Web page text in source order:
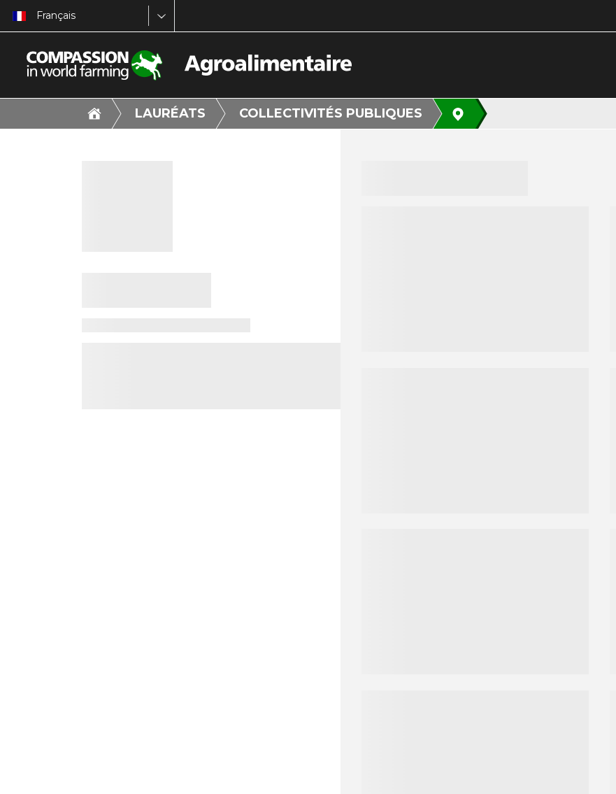
Français
LAURÉATS COLLECTIVITÉS PUBLIQUES